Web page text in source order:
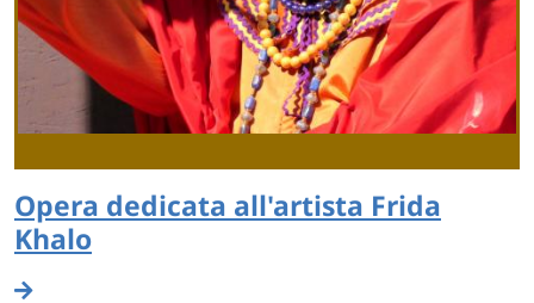
Opera dedicata all'artista Frida
Khalo